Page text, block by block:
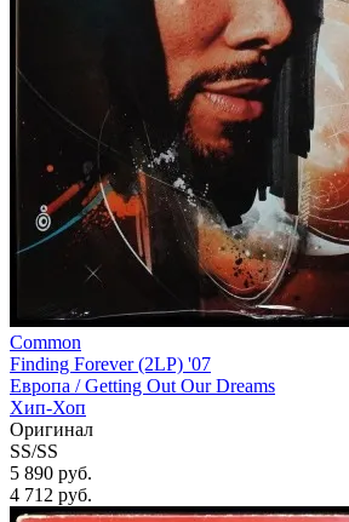
Common
Finding Forever (2LP) '07
Европа /Getting Out Our Dreams
Хип-Хоп
Оригинал
SS/SS
5 890 руб.
4 712 руб.